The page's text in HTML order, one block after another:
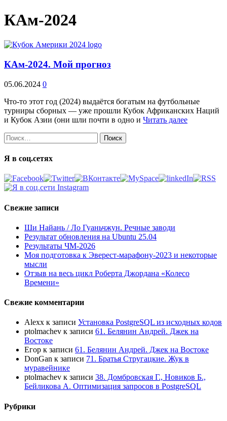
КАм-2024
КАм-2024. Мой прогноз
05.06.2024 0
Что-то этот год (2024) выдаётся богатым на футбольные
турниры сборных — уже прошли Кубок Африканских Наций
и Кубок Азии (они шли почти в одно и Читать далее
Найти:
Я в соц.сетях
Свежие записи
Ши Найань / Ло Гуаньчжун. Речные заводи
Результат обновления на Ubuntu 25.04
Результаты ЧМ-2026
Моя подготовка к Эверест-марафону-2023 и некоторые
мысли
Отзыв на весь цикл Роберта Джордана «Колесо
Времени»
Свежие комментарии
Alexx к записи Установка PostgreSQL из исходных кодов
ptolmachev к записи 61. Белянин Андрей. Джек на
Востоке
Егор к записи 61. Белянин Андрей. Джек на Востоке
DonGan к записи 71. Братья Стругацкие. Жук в
муравейнике
ptolmachev к записи 38. Домбровская Г., Новиков Б.,
Бейликова А. Оптимизация запросов в PostgreSQL
Рубрики